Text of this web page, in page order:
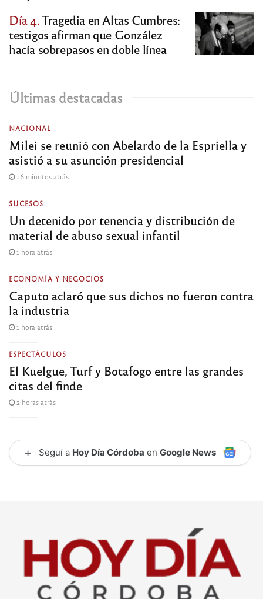
Día 4.Tragedia en Altas Cumbres:
testigos afirman que González
hacía sobrepasos en doble línea
Últimas destacadas
NACIONAL
Milei se reunió con Abelardo de la Espriella y
asistió a su asunción presidencial
26 minutos atrás
SUCESOS
Un detenido por tenencia y distribución de
material de abuso sexual infantil
1 hora atrás
ECONOMÍA Y NEGOCIOS
Caputo aclaró que sus dichos no fueron contra
la industria
1 hora atrás
ESPECTÁCULOS
El Kuelgue, Turf y Botafogo entre las grandes
citas del finde
2 horas atrás
+ Seguí a Hoy Día Córdoba en Google News